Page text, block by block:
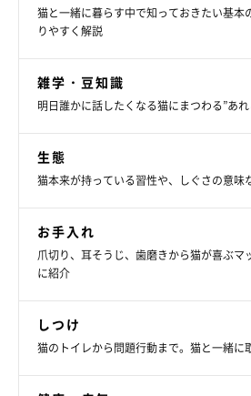
目を覆って眠る
猫と一緒に暮らす中で知っておきたい基本
りやすく解説
雑学・豆知識
明日誰かに話したくなる猫にまつわる”あ
生態
猫本来が持っている習性や、しぐさの意味
お手入れ
爪切り、耳そうじ、歯磨きから猫が喜ぶマ
に紹介
しつけ
猫のトイレから問題行動まで。猫と一緒に